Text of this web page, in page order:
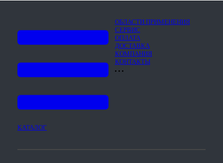
КАТАЛОГ
ОБЛАСТИ ПРИМЕНЕНИЯ
СЕРВИС
ОПЛАТА
ДОСТАВКА
КОМПАНИЯ
КОНТАКТЫ